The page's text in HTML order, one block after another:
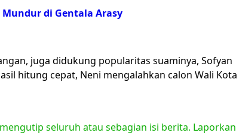
Mundur di Gentala Arasy
juga didukung popularitas suaminya, Sofyan
hitung cepat, Neni mengalahkan calon Wali Kota
seluruh atau sebagian isi berita. Laporkan